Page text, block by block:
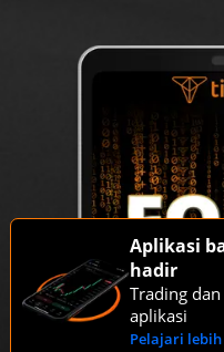
Aplikasi
hadir
Trading
aplikasi
Pelajari